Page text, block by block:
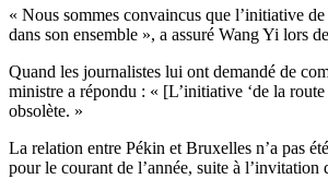
« Nous sommes convaincus que l’initiative
dans son ensemble », a assuré Wang Yi lors
Quand les journalistes lui ont demandé de
ministre a répondu : « [L’initiative ‘de la
obsolète. »
La relation entre Pékin et Bruxelles n’a pas
pour le courant de l’année, suite à